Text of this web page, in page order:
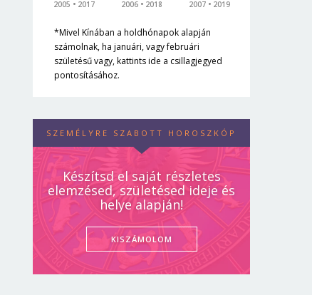
2005
2017
2006
2018
2007
2019
*Mivel Kínában a holdhónapok alapján
számolnak, ha januári, vagy februári
születésű vagy, kattints ide a csillagjegyed
pontosításához.
SZEMÉLYRE SZABOTT HOROSZKÓP
Készítsd el saját részletes
elemzésed, születésed ideje és
helye alapján!
KISZÁMOLOM